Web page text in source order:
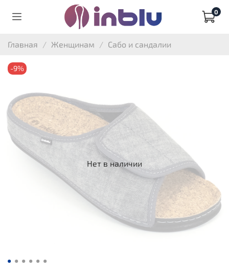
0
Главная Женщинам Сабо и сандалии
Нет в наличии
-9%